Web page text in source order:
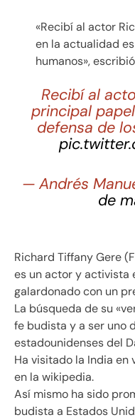
«Recibí al actor
en la actualidad
humanos»,
Recibí al
principal
defensa de
— Andrés
de
Richard Tiffany Gere
es un actor y activista
galardonado con un
La búsqueda de su
fe budista y a ser uno
estadounidenses del
Ha visitado la India en
en la wikipedia.
Así mismo ha sido
budista a Estados